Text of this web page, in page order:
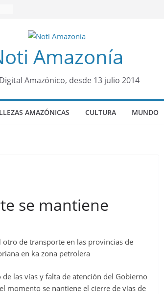
Amazonía
Amazónico, desde 13 julio 2014
AMAZÓNICAS CULTURA MUNDO
se mantiene
de transporte en las provincias de
en ka zona petrolera
las vías y falta de atención del Gobierno
momento se nantiene el cierre de vías de